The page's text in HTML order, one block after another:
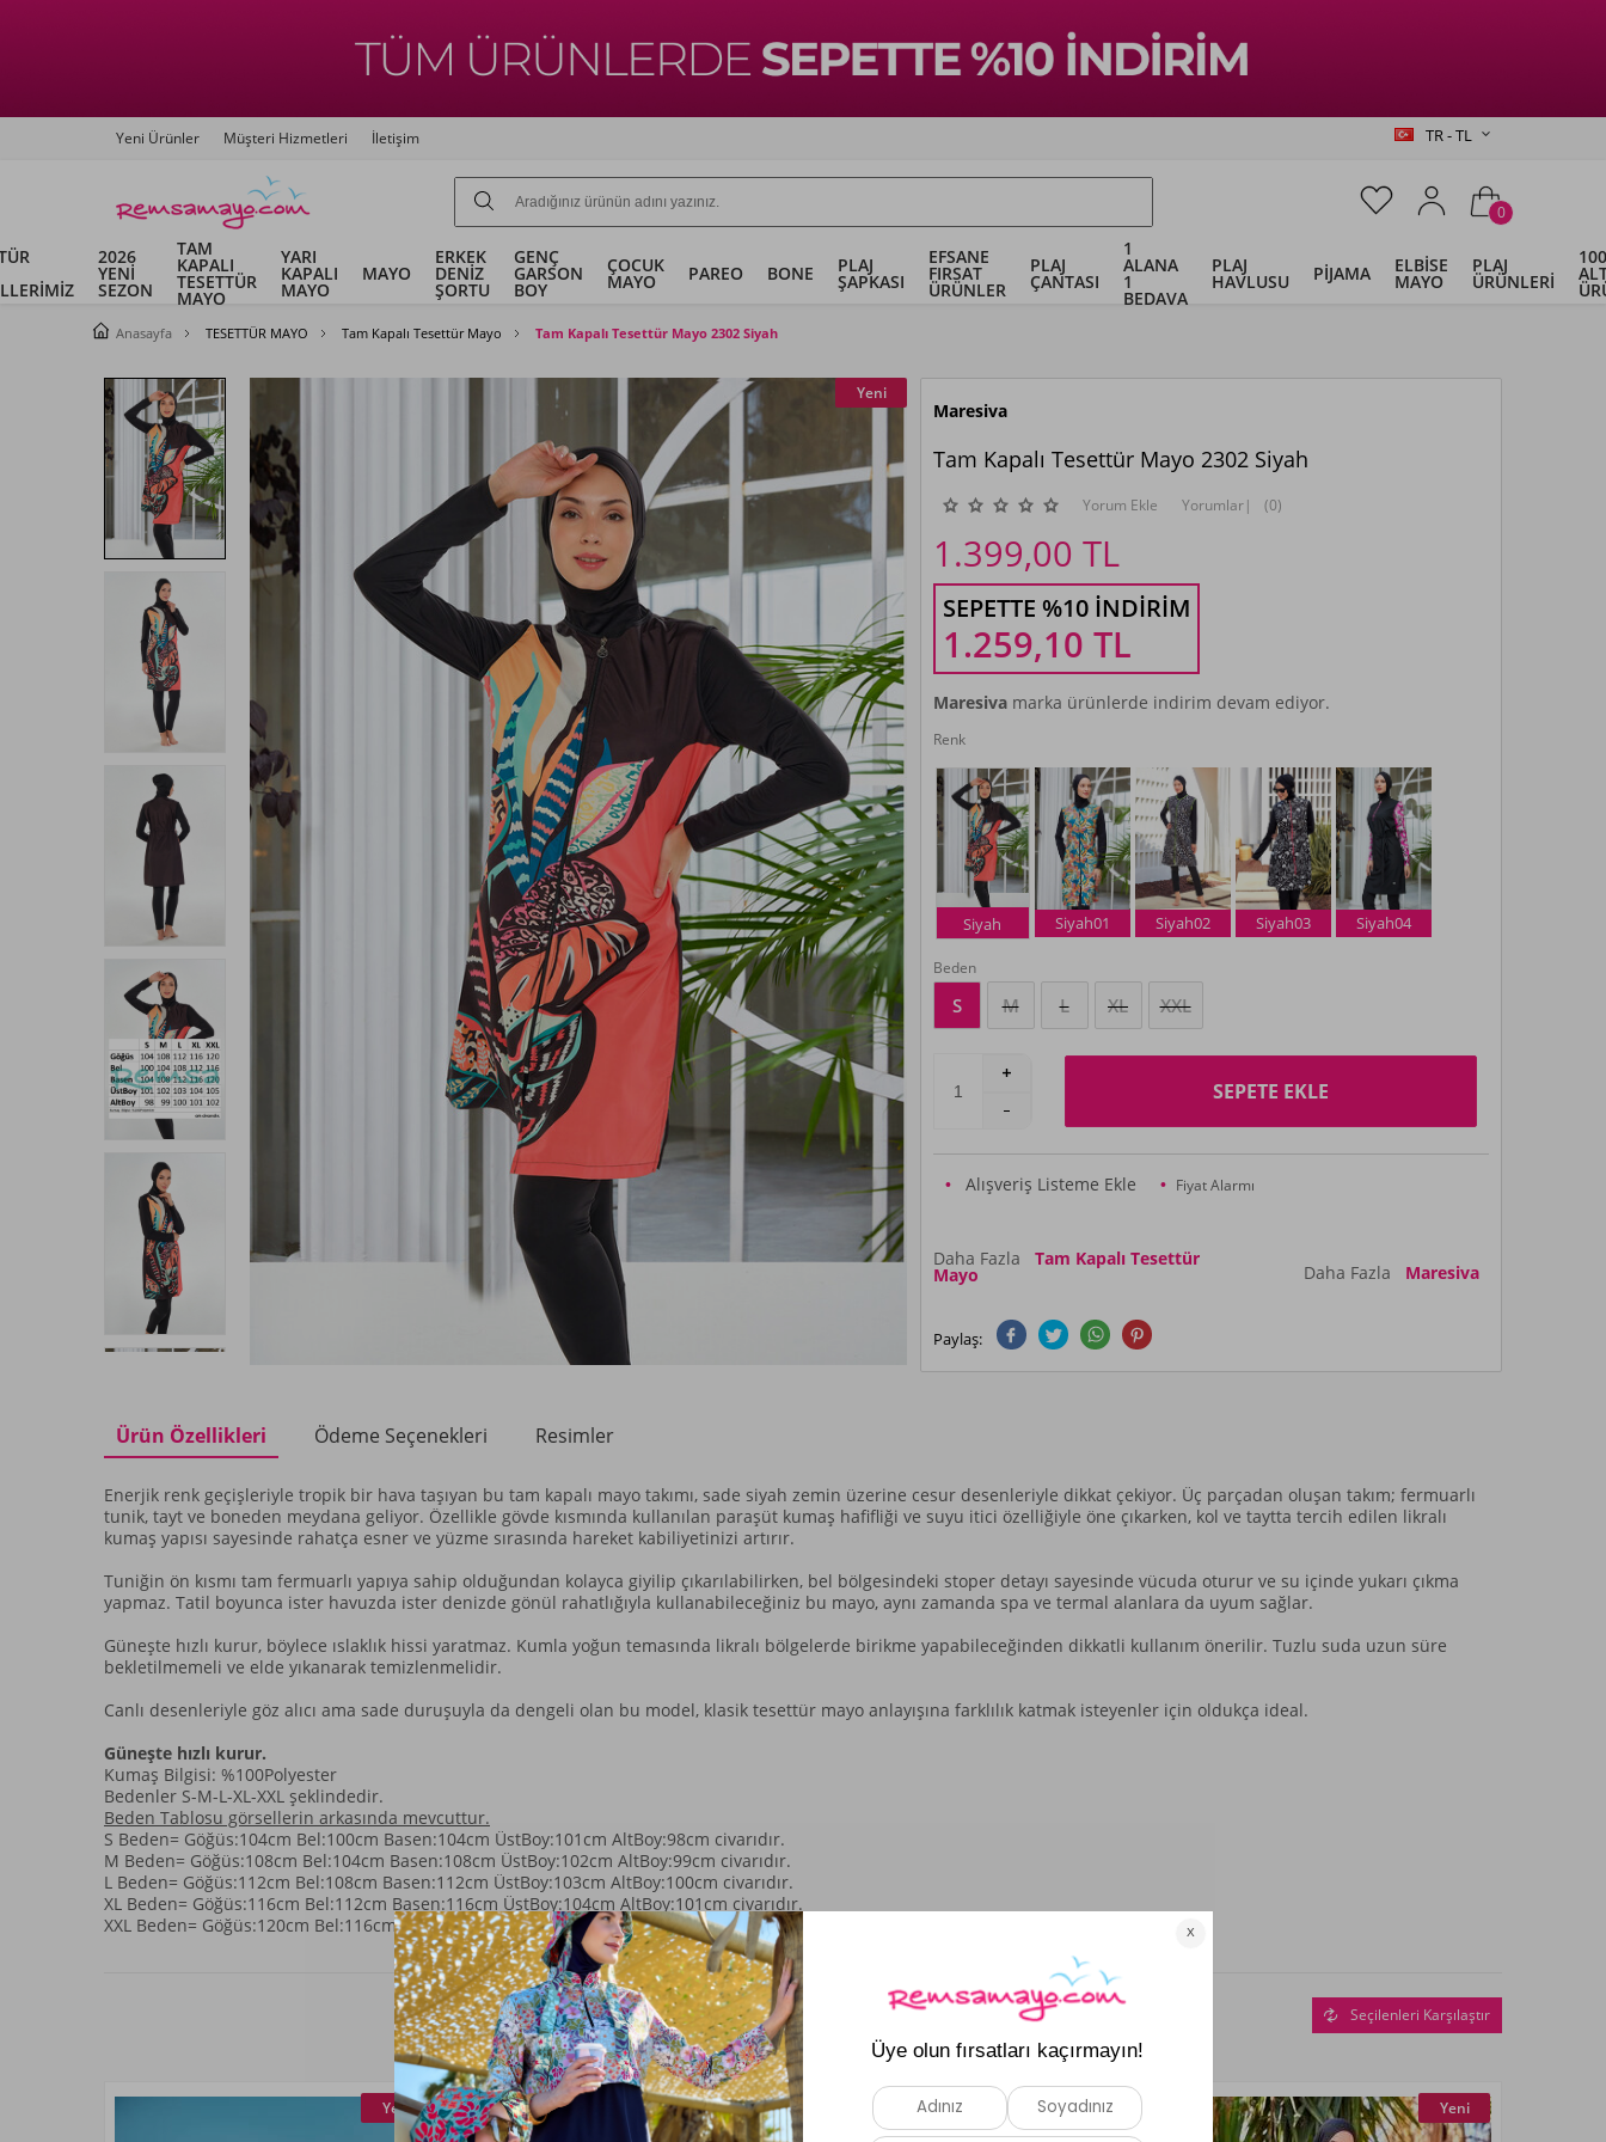
Yeni Ürünler Müşteri Hizmetleri İletişim TR - TL
0
2026
YENİ
SEZON
TAM
KAPALI
TESETTÜR
MAYO
YARI
KAPALI
MAYO
MAYO
ERKEK
DENİZ
ŞORTU
GENÇ
GARSON
BOY
ÇOCUK
MAYO PAREO BONE PLAJ
ŞAPKASI
EFSANE
FIRSAT
ÜRÜNLER
PLAJ
ÇANTASI
1
ALANA
1
BEDAVA
PLAJ
HAVLUSU PİJAMA ELBİSE
MAYO
PLAJ
ÜRÜNLERİ
Anasayfa TESETTÜR MAYO Tam Kapalı Tesettür Mayo Tam Kapalı Tesettür Mayo 2302 Siyah
Yeni
Maresiva
Tam Kapalı Tesettür Mayo 2302 Siyah
Yorum Ekle Yorumlar| (0)
1.399,00 TL
SEPETTE %10 İNDIRIM
1.259,10 TL
Maresivamarka ürünlerde indirim devam ediyor.
Renk
Siyah Siyah01 Siyah02 Siyah03 Siyah04
Beden
S M L XL XXL
SEPETE EKLE
Alışveriş Listeme Ekle Fiyat Alarmı
Daha Fazla Tam Kapalı Tesettür
Mayo Daha Fazla Maresiva
Paylaş:
Ürün Özellikleri Ödeme Seçenekleri Resimler
Enerjik renk geçişleriyle tropik bir hava taşıyan bu tam kapalı mayo takımı, sade siyah zemin üzerine cesur desenleriyle dikkat çekiyor. Üç parçadan oluşan takım; fermuarlı
tunik, tayt ve boneden meydana geliyor. Özellikle gövde kısmında kullanılan paraşüt kumaş hafifliği ve suyu itici özelliğiyle öne çıkarken, kol ve taytta tercih edilen likralı
kumaş yapısı sayesinde rahatça esner ve yüzme sırasında hareket kabiliyetinizi artırır.
Tuniğin ön kısmı tam fermuarlı yapıya sahip olduğundan kolayca giyilip çıkarılabilirken, bel bölgesindeki stoper detayı sayesinde vücuda oturur ve su içinde yukarı çıkma
yapmaz. Tatil boyunca ister havuzda ister denizde gönül rahatlığıyla kullanabileceğiniz bu mayo, aynı zamanda spa ve termal alanlara da uyum sağlar.
Güneşte hızlı kurur, böylece ıslaklık hissi yaratmaz. Kumla yoğun temasında likralı bölgelerde birikme yapabileceğinden dikkatli kullanım önerilir. Tuzlu suda uzun süre
bekletilmemeli ve elde yıkanarak temizlenmelidir.
Canlı desenleriyle göz alıcı ama sade duruşuyla da dengeli olan bu model, klasik tesettür mayo anlayışına farklılık katmak isteyenler için oldukça ideal.
Güneşte hızlı kurur.
Kumaş Bilgisi: %100Polyester
Bedenler S-M-L-XL-XXL şeklindedir.
Beden Tablosu görsellerin arkasında mevcuttur.
S Beden= Göğüs:104cm Bel:100cm Basen:104cm ÜstBoy:101cm AltBoy:98cm civarıdır.
M Beden= Göğüs:108cm Bel:104cm Basen:108cm ÜstBoy:102cm AltBoy:99cm civarıdır.
L Beden= Göğüs:112cm Bel:108cm Basen:112cm ÜstBoy:103cm AltBoy:100cm civarıdır.
XL Beden= Göğüs:116cm Bel:112cm Basen:116cm ÜstBoy:104cm AltBoy:101cm civarıdır.
XXL Beden= Göğüs:120cm Bel:116cm Basen:120cm ÜstBoy:105cm AltBoy:102cm civarıdır.
Benzer Ürünler
Seçilenleri Karşılaştır
Yeni Yeni Yeni Yeni